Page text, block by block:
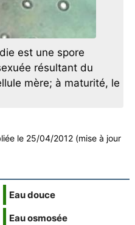
est une spore
résultant du
mère; à maturité, le
le 25/04/2012 (mise à jour
Eau douce
Eau osmosée